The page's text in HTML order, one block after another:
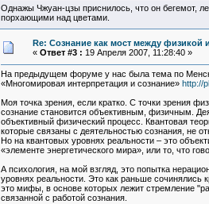
Однажы Чжуан-цзы приснилось, что он бегемот,
порхающими над цветами.
Re: Сознание как мост между физикой
« Ответ #3 : 19 Апреля 2007, 11:28:40 »
На предыдущем форуме у нас была тема по
«Многомировая интерпретация и сознание» http://
Моя точка зрения, если кратко. С точки зрения
сознание становится объективным, физичным.
объективный физический процесс. Квантовая
которые связаны с деятельностью сознания, не
Но на квантовых уровнях реальности – это
«элементе энергетического мира», или то, что
А психология, на мой взгляд, это попытка
уровнях реальности. Это как раньше сочинялись
это мифы, в основе которых лежит стремление
связанной с работой сознания.